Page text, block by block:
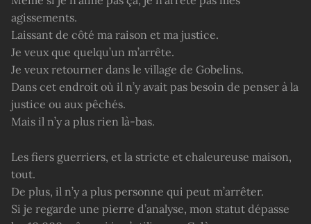
agissements.
Laissant de côté ma raison et ma justice.
Je veux que quelqu’un m’arrête.
Je veux retourner dans le village de Gobelins.
Dans cet endroit où il n’y avait pas besoin de penser à la
justice ou aux pêchés.
Mais il n’y a plus rien là-bas.
Les fiers guerriers, et la stricte et chaleureuse maison,
tout.
De plus, il n’y a plus personne qui peut m’arrêter.
Si je regarde une pierre d’analyse, mon statut dépasse